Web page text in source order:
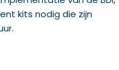
kits nodig die zijn